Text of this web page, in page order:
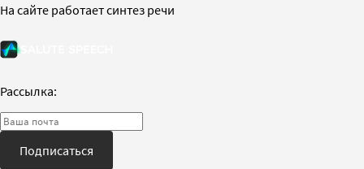
На сайте работает синтез речи
Рассылка:
Подписаться